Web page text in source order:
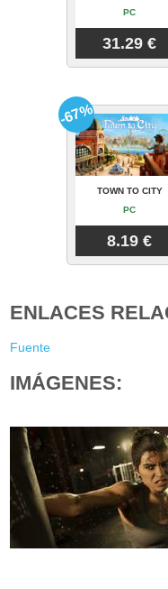
PC
31.29 €
TOWN TO CITY
PC
8.19 €
-67%
ENLACES
Fuente
IMÁGENES: